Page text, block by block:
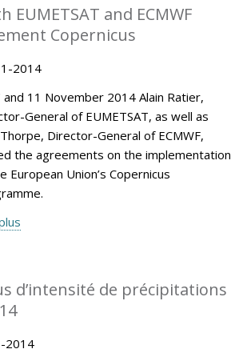
and ECMWF
Copernicus
2014
and 11 November 2014 Alain Ratier,
General of EUMETSAT, as well as
Director-General of ECMWF,
the agreements on the implementation
European Union’s Copernicus
d’intensité de précipitations
2014